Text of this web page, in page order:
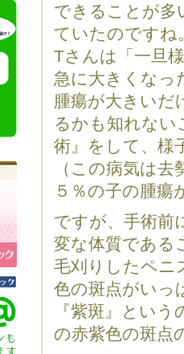
できることが多
ていたのですね
Tさんは「一旦
急に大きくなっ
腫瘍が大きいだ
るかも知れない
術』をして、様
（この病気は
５％の子の腫
ですが、手術前
変な体質である
毛刈りしたペニ
色の斑点がいっ
『紫斑』とい
の赤紫色の斑点